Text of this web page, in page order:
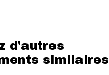
d'autres
similaires